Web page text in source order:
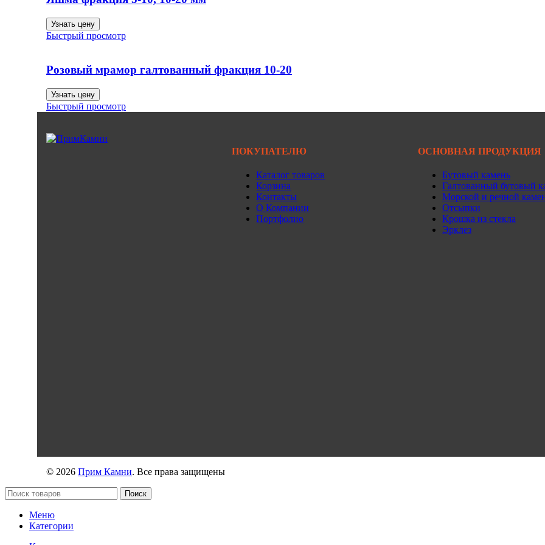
Узнать цену
Быстрый просмотр
Розовый мрамор галтованный фракция 10-20
Узнать цену
Быстрый просмотр
ПОКУПАТЕЛЮ
Каталог товаров
Корзина
Контакты
О Компании
Портфолио
ОСНОВНАЯ ПРОДУКЦИЯ
Бутовый камень
Галтованный бутовый
Морской и речной
Отсыпки
Крошка из стекла
Эрклез
© 2026 Прим Камни. Все права защищены
Поиск
Меню
Категории